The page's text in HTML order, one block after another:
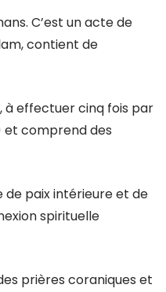
C’est un acte de
contient de
à effectuer cinq fois par
et comprend des
de paix intérieure et de
spirituelle
prières coraniques et